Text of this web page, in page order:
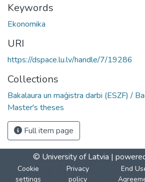
Keywords
Ekonomika
URI
https://dspace.lu.lv/handle/7/19286
Collections
Bakalaura un maģistra darbi (ESZF) /
Master's theses
Full item page
© University of Latvia |
Cookie
settings
Privacy
policy
End